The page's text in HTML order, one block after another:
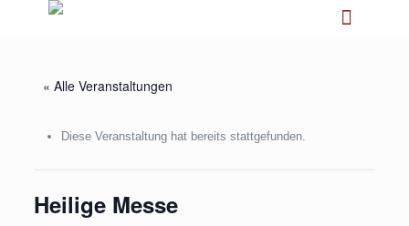
« Alle Veranstaltungen
Diese Veranstaltung hat bereits stattgefunden.
Heilige Messe